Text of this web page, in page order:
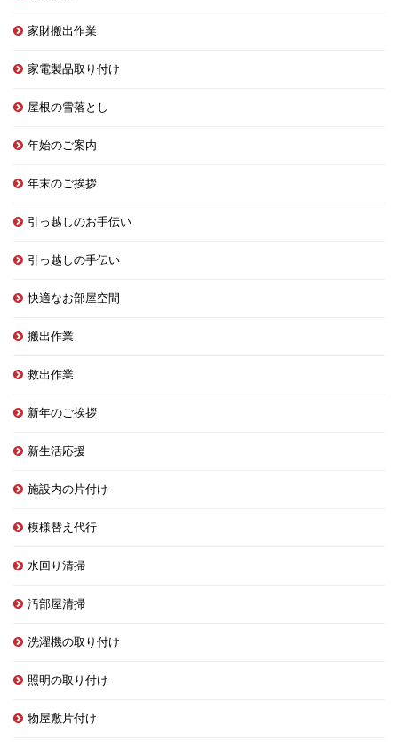
家財搬出作業
家電製品取り付け
屋根の雪落とし
年始のご案内
年末のご挨拶
引っ越しのお手伝い
引っ越しの手伝い
快適なお部屋空間
搬出作業
救出作業
新年のご挨拶
新生活応援
施設内の片付け
模様替え代行
水回り清掃
汚部屋清掃
洗濯機の取り付け
照明の取り付け
物屋敷片付け